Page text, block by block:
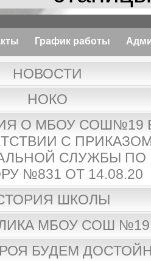
График работы
НОВОСТИ
НОКО
О МБОУ СОШ№19
С
СЛУЖБЫ ПО
№831 ОТ 14.08.20
ШКОЛЫ
МБОУ СОШ №19
БУДЕМ